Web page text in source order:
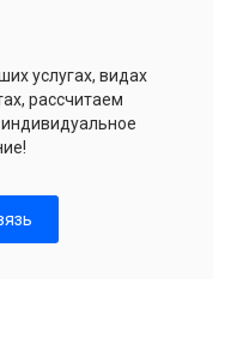
услугах, видах
рассчитаем